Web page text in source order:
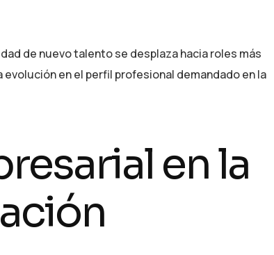
de nuevo talento se desplaza hacia roles más
en el perfil profesional demandado en la
en la